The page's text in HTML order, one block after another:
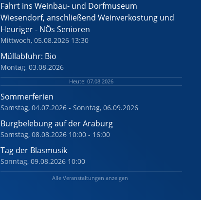
Fahrt ins Weinbau- und Dorfmuseum
Wiesendorf, anschließend Weinverkostung und
Heuriger - NÖs Senioren
Mittwoch, 05.08.2026 13:30
Müllabfuhr: Bio
Montag, 03.08.2026
Heute: 07.08.2026
Sommerferien
Samstag, 04.07.2026 - Sonntag, 06.09.2026
Burgbelebung auf der Araburg
Samstag, 08.08.2026 10:00 - 16:00
Tag der Blasmusik
Sonntag, 09.08.2026 10:00
Alle Veranstaltungen anzeigen